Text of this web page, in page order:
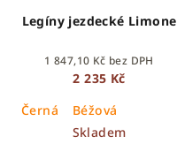
Legíny jezdecké Limone
1 847,10 Kč bez DPH
2 235 Kč
Černá
Béžová
Skladem